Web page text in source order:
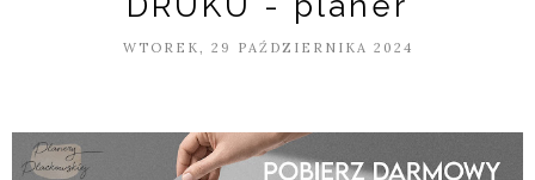
WTOREK, 29 PAŹDZIERNIKA 2024